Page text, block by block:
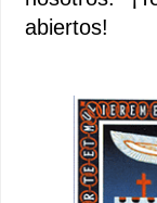
abiertos!